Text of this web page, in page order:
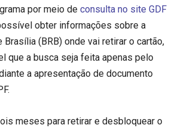
por meio de consulta no site GDF
obter informações sobre a
Brasília (BRB) onde vai retirar o cartão,
que a busca seja feita apenas pelo
a apresentação de documento
meses para retirar e desbloquear o